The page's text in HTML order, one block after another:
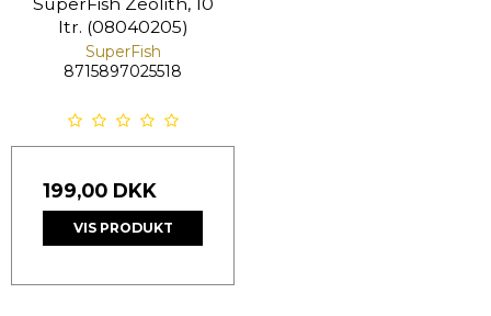
ltr. (08040205)
SuperFish
8715897025518
199,00 DKK
VIS PRODUKT